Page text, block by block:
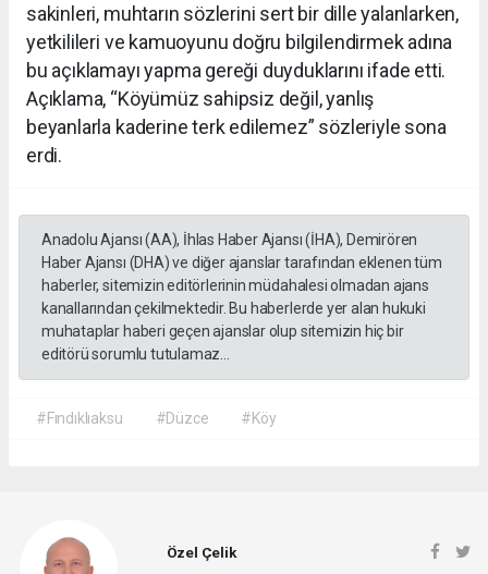
sakinleri, muhtarın sözlerini sert bir dille yalanlarken,
yetkilileri ve kamuoyunu doğru bilgilendirmek adına
bu açıklamayı yapma gereği duyduklarını ifade etti.
Açıklama, “Köyümüz sahipsiz değil, yanlış
beyanlarla kaderine terk edilemez” sözleriyle sona
erdi.
Anadolu Ajansı (AA), İhlas Haber Ajansı (İHA), Demirören
Haber Ajansı (DHA) ve diğer ajanslar tarafından eklenen tüm
haberler, sitemizin editörlerinin müdahalesi olmadan ajans
kanallarından çekilmektedir. Bu haberlerde yer alan hukuki
muhataplar haberi geçen ajanslar olup sitemizin hiç bir
editörü sorumlu tutulamaz...
#Fındıklıaksu #Düzce #Köy
Özel Çelik